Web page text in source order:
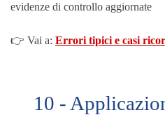
evidenze di controllo aggiornate
👉 Vai a: Errori tipici e casi
10 -